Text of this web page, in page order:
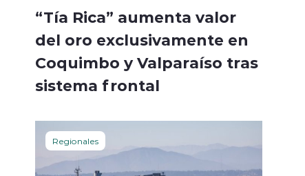
“Tía Rica” aumenta valor
del oro exclusivamente en
Coquimbo y Valparaíso tras
sistema frontal
Regionales